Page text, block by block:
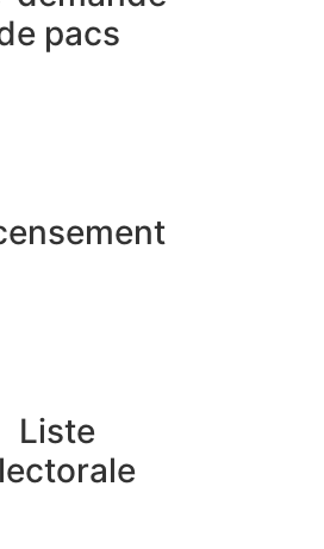
pacs
Liste